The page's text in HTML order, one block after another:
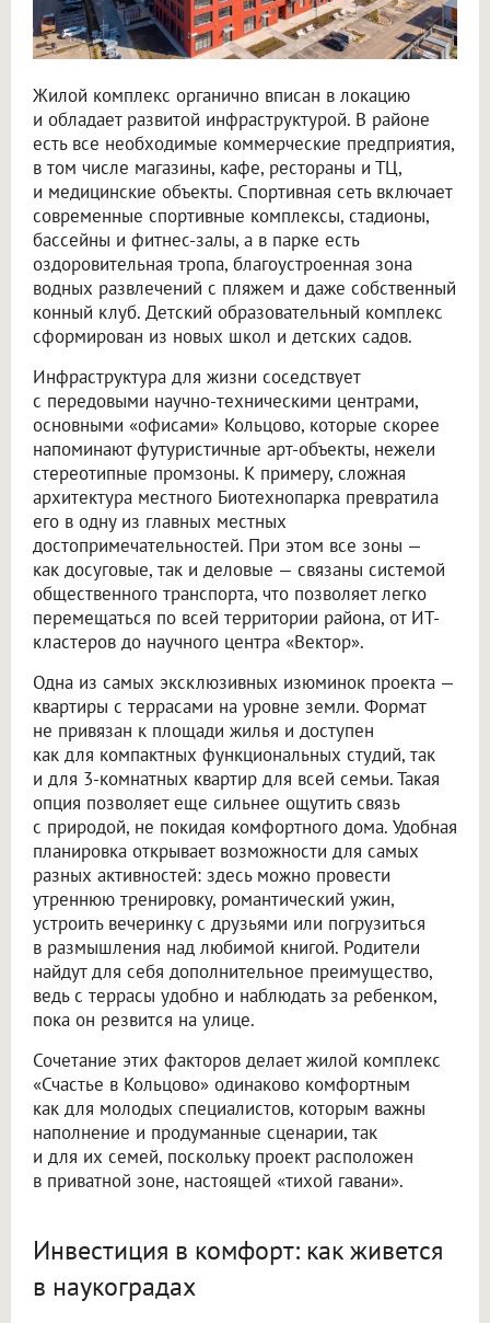
Жилой комплекс органично вписан в локацию
и обладает развитой инфраструктурой. В районе
есть все необходимые коммерческие предприятия,
в том числе магазины, кафе, рестораны и ТЦ,
и медицинские объекты. Спортивная сеть включает
современные спортивные комплексы, стадионы,
бассейны и фитнес-залы, а в парке есть
оздоровительная тропа, благоустроенная зона
водных развлечений с пляжем и даже собственный
конный клуб. Детский образовательный комплекс
сформирован из новых школ и детских садов.
Инфраструктура для жизни соседствует
с передовыми научно-техническими центрами,
основными «офисами» Кольцово, которые скорее
напоминают футуристичные арт-объекты, нежели
стереотипные промзоны. К примеру, сложная
архитектура местного Биотехнопарка превратила
его в одну из главных местных
достопримечательностей. При этом все зоны —
как досуговые, так и деловые — связаны системой
общественного транспорта, что позволяет легко
перемещаться по всей территории района, от ИТ-
кластеров до научного центра «Вектор».
Одна из самых эксклюзивных изюминок проекта —
квартиры с террасами на уровне земли. Формат
не привязан к площади жилья и доступен
как для компактных функциональных студий, так
и для 3-комнатных квартир для всей семьи. Такая
опция позволяет еще сильнее ощутить связь
с природой, не покидая комфортного дома. Удобная
планировка открывает возможности для самых
разных активностей: здесь можно провести
утреннюю тренировку, романтический ужин,
устроить вечеринку с друзьями или погрузиться
в размышления над любимой книгой. Родители
найдут для себя дополнительное преимущество,
ведь с террасы удобно и наблюдать за ребенком,
пока он резвится на улице.
Сочетание этих факторов делает жилой комплекс
«Счастье в Кольцово» одинаково комфортным
как для молодых специалистов, которым важны
наполнение и продуманные сценарии, так
и для их семей, поскольку проект расположен
в приватной зоне, настоящей «тихой гавани».
Инвестиция в комфорт: как живется
в наукоградах